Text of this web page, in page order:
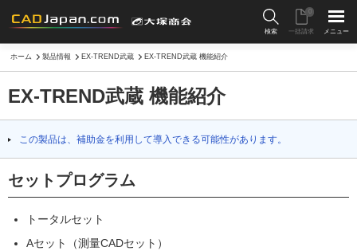
検索 一括請求
0
メニュー
ホーム 製品情報 EX-TREND武蔵 EX-TREND武蔵 機能紹介
EX-TREND武蔵 機能紹介
この製品は、補助金を利用して導入できる可能性があります。
セットプログラム
トータルセット
Aセット（測量CADセット）